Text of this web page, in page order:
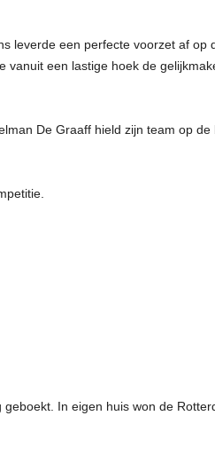
leverde een perfecte voorzet af op
een lastige hoek de
De Graaff hield zijn team op de
In eigen huis won de